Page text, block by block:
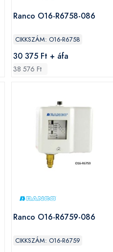
Ranco O16-R6758-086
CIKKSZÁM: O16-R6758
30 375 Ft + áfa
38 576 Ft
Ranco O16-R6759-086
CIKKSZÁM: O16-R6759